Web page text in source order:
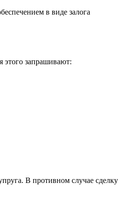
в виде залога
этого запрашивают:
В противном случае сделку